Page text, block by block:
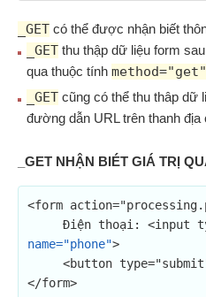
_GET có thể được nhận biết
_GET thu thập dữ liệu form
qua thuộc tính method="get"
_GET cũng có thể thu thâp dữ
đường dẫn URL trên thanh địa
_GET NHẬN BIÉT GIÁ TRỊ
<form
name="phone">
</form>